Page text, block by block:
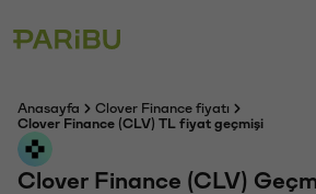
Anasayfa
Clover Finance fiyatı
Clover Finance (CLV) TL fiyat geçmişi
Clover Finance (CLV)